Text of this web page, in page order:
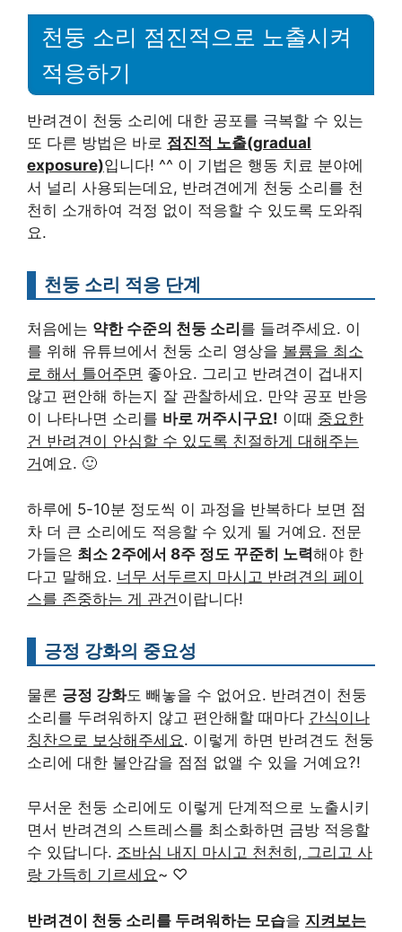
천둥 소리 점진적으로 노출시켜
적응하기
반려견이 천둥 소리에 대한 공포를 극복할 수 있는
또 다른 방법은 바로 점진적 노출(gradual
exposure)입니다! ^^ 이 기법은 행동 치료 분야에
서 널리 사용되는데요, 반려견에게 천둥 소리를 천
천히 소개하여 걱정 없이 적응할 수 있도록 도와줘
요.
천둥 소리 적응 단계
처음에는 약한 수준의 천둥 소리 를 들려주세요. 이
를 위해 유튜브에서 천둥 소리 영상을 볼륨을 최소
로 해서 틀어주면 좋아요. 그리고 반려견이 겁내지
않고 편안해 하는지 잘 관찰하세요. 만약 공포 반응
이 나타나면 소리를 바로 꺼주시구요! 이때 중요한
건 반려견이 안심할 수 있도록 친절하게 대해주는
거 예요. 🙂
하루에 5-10분 정도씩 이 과정을 반복하다 보면 점
차 더 큰 소리에도 적응할 수 있게 될 거예요. 전문
가들은 최소 2주에서 8주 정도 꾸준히 노력해야 한
다고 말해요. 너무 서두르지 마시고 반려견의 페이
스를 존중하는 게 관건이랍니다!
긍정 강화의 중요성
물론 긍정 강화도 빼놓을 수 없어요. 반려견이 천둥
소리를 두려워하지 않고 편안해할 때마다 간식이나
칭찬으로 보상해주세요. 이렇게 하면 반려견도 천둥
소리에 대한 불안감을 점점 없앨 수 있을 거예요?!
무서운 천둥 소리에도 이렇게 단계적으로 노출시키
면서 반려견의 스트레스를 최소화하면 금방 적응할
수 있답니다. 조바심 내지 마시고 천천히, 그리고 사
랑 가득히 기르세요~ ♡
반려견이 천둥 소리를 두려워하는 모습을 지켜보는